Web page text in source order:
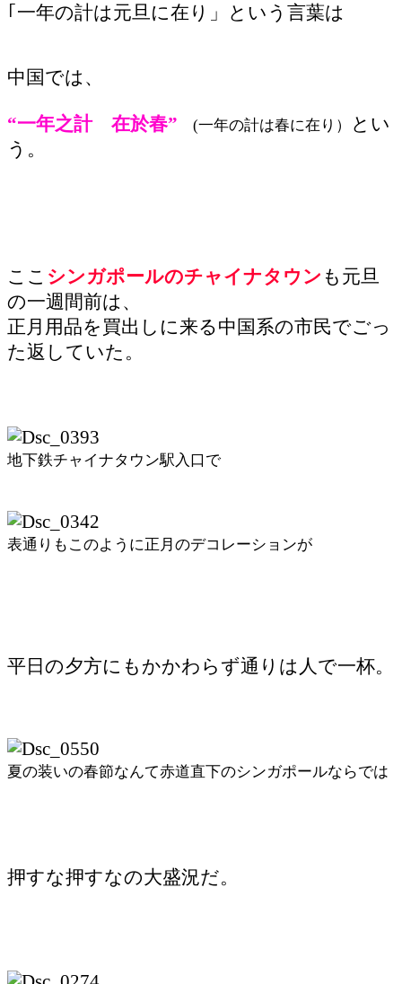
｢一年の計は元旦に在り」という言葉は
中国では、
“一年之計 在於春” (一年の計は春に在り）
とい
う。
ここ シンガポールのチャイナタウン も元旦
の一週間前は、
正月用品を買出しに来る中国系の市民でごっ
た返していた。
地下鉄チャイナタウン駅入口で
表通りもこのように正月のデコレーションが
平日の夕方にもかかわらず通りは人で一杯。
夏の装いの春節なんて赤道直下のシンガポールならでは
押すな押すなの大盛況だ。